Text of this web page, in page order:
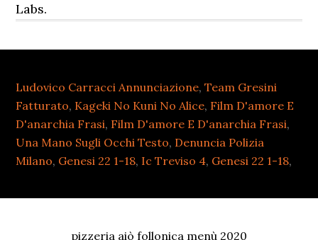
Labs.
Ludovico Carracci Annunciazione,Team Gresini
Fatturato, Kageki No Kuni No Alice, Film D'amore E
D'anarchia Frasi, Film D'amore E D'anarchia Frasi,
Una Mano Sugli Occhi Testo, Denuncia Polizia
Milano, Genesi 22 1-18, Ic Treviso 4, Genesi 22 1-18,
pizzeria aiò follonica menù 2020